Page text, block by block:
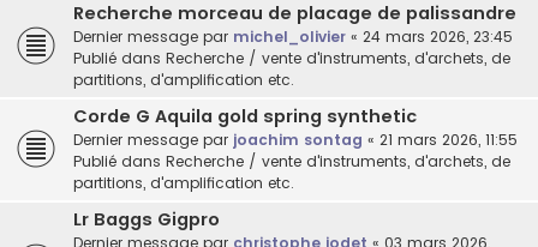
Recherche morceau de placage de palissandre
Dernier message par michel_olivier « 24 mars 2026, 23:45
Publié dans Recherche / vente d'instruments, d'archets, de
partitions, d'amplification etc.
Corde G Aquila gold spring synthetic
Dernier message par joachim sontag « 21 mars 2026, 11:55
Publié dans Recherche / vente d'instruments, d'archets, de
partitions, d'amplification etc.
Lr Baggs Gigpro